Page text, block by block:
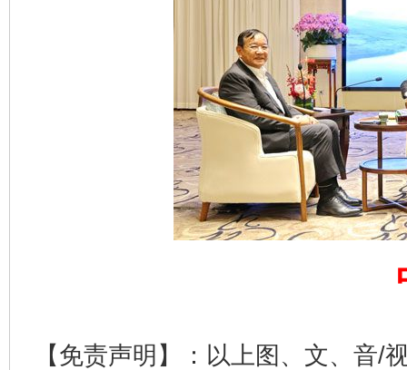
【免责声明】：以上图、文、音/
完善运行机制助力责任有效落实 一纸欠